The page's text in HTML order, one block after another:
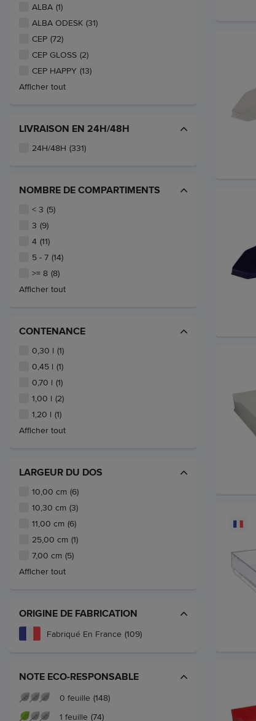
ALBA (1)
ALBA ODESK (31)
CEP (72)
CEP GLOSS (2)
CEP HAPPY (13)
Afficher tout
LIVRAISON EN 24H/48H
24H/48H (331)
NOMBRE DE COMPARTIMENTS
< 3 (5)
3 (9)
4 (11)
5 - 7 (14)
>= 8 (8)
Afficher tout
CONTENANCE
0,30 l (1)
0,45 l (1)
0,70 l (1)
1,00 l (2)
1,20 l (1)
Afficher tout
LARGEUR DU DOS
10,00 cm (6)
10,30 cm (3)
11,00 cm (6)
25,00 cm (1)
7,00 cm (5)
Afficher tout
ORIGINE DE FABRICATION
Fabriqué En France (109)
NOTE ECO-RESPONSABLE
0 feuille (148)
1 feuille (74)